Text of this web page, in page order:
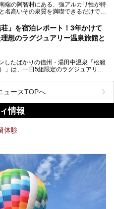
端の阿智村にある、強アルカリ性が特
名高いその泉質を満喫できるだけでな
どの観光スポットや、信州名物のおや
ポットなど、観光を楽しむにはぴった
ます。
泉での滞在を充実させる宿泊施設や日
載の観光・グルメスポットに加え、ア
します。
」を宿泊レポート！3年かけて
想のラグジュアリー温泉旅館と
したばかりの信州・湯田中温泉「松籟
」は、一日5組限定のラグジュアリー
非日常感が味わえます。また宿泊者は
」の大浴場「桃山風呂」や共同浴場の
ができます。
なお料理に舌鼓、特別な日に泊まりた
」を、実際に宿泊した目線で紹介しま
ュースTOPへ
情報
体験